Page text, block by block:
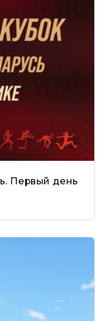
Первый день